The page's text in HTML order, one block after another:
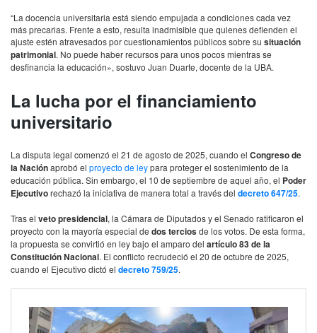
“La docencia universitaria está siendo empujada a condiciones cada vez
más precarias. Frente a esto, resulta inadmisible que quienes defienden el
ajuste estén atravesados por cuestionamientos públicos sobre su situación
patrimonial. No puede haber recursos para unos pocos mientras se
desfinancia la educación», sostuvo Juan Duarte, docente de la UBA.
La lucha por el financiamiento
universitario
La disputa legal comenzó el 21 de agosto de 2025, cuando el Congreso de
la Naciónaprobó el proyecto de leypara proteger el sostenimiento de la
educación pública. Sin embargo, el 10 de septiembre de aquel año, el Poder
Ejecutivorechazó la iniciativa de manera total a través del decreto 647/25.
Tras el veto presidencial, la Cámara de Diputados y el Senado ratificaron el
proyecto con la mayoría especial de dos terciosde los votos. De esta forma,
la propuesta se convirtió en ley bajo el amparo del artículo 83 de la
Constitución Nacional. El conflicto recrudeció el 20 de octubre de 2025,
cuando el Ejecutivo dictó el decreto 759/25.